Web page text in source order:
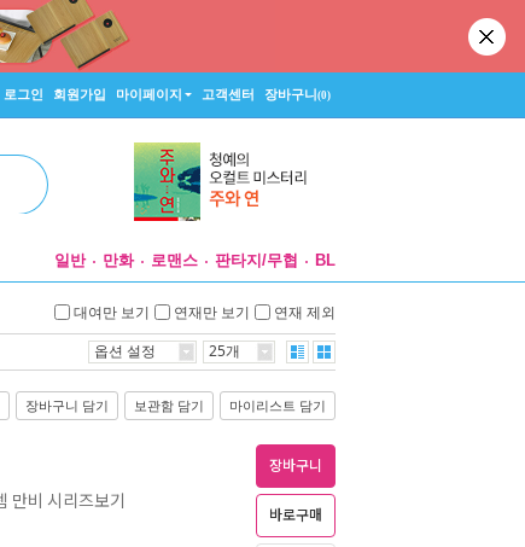
로그인 회원가입 마이페이지 고객센터 장바구니(0)
일반 만화 로맨스 판타지/무협 BL
대여만 보기 연재만 보기 연재 제외
옵션 설정 25개
장바구니 담기 보관함 담기 마이리스트 담기
만비 시리즈보기
장바구니
바로구매